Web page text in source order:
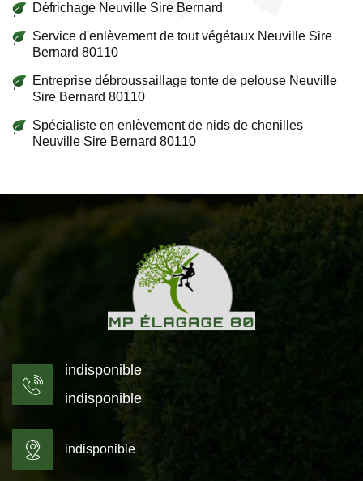
Défrichage Neuville Sire Bernard
Service d'enlèvement de tout végétaux Neuville Sire
Bernard 80110
Entreprise débroussaillage tonte de pelouse Neuville
Sire Bernard 80110
Spécialiste en enlèvement de nids de chenilles
Neuville Sire Bernard 80110
indisponible
indisponible
indisponible